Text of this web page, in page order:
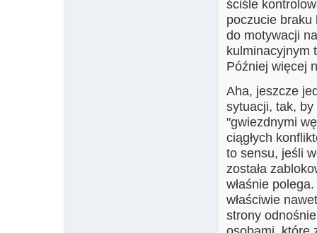
ściśle
poczucie braku
do motywacji
kulminacyjnym
Później więcej
Aha, jeszcze
sytuacji, tak,
"gwiezdnymi
ciągłych
to sensu, jeśli
została
właśnie
właściwie
strony